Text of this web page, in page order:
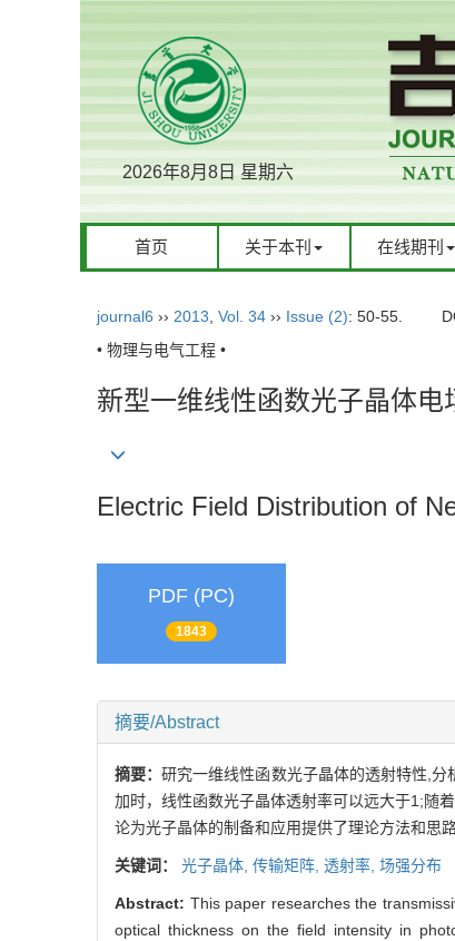
2026年8月8日 星期六
首页 关于本刊 在线期刊
journal6 ›› 2013 Vol. 34 ›› Issue (2): 50-55.
• 物理与电气工程 •
新型一维线性函数光子晶体电
Electric Field Distribution of
PDF (PC)
1843
摘要/Abstract
摘要：研究一维线性函数光子晶体的透射特性,
加时，线性函数光子晶体透射率可以远大于1;随
论为光子晶体的制备和应用提供了理论方法和思
关键词： 光子晶体, 传输矩阵, 透射率, 场强分布
Abstract: This paper researches the
optical thickness on the field intensity in